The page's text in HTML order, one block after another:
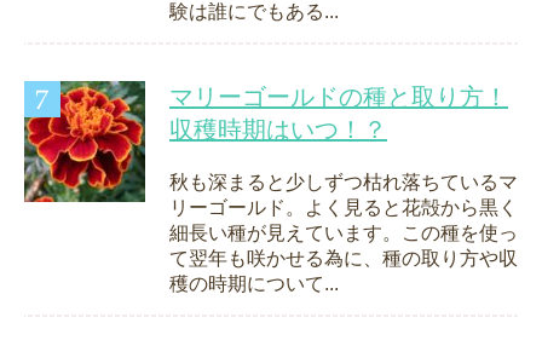
験は誰にでもある...
マリーゴールドの種と取り方！
収穫時期はいつ！？
秋も深まると少しずつ枯れ落ちているマ
リーゴールド。よく見ると花殻から黒く
細長い種が見えています。この種を使っ
て翌年も咲かせる為に、種の取り方や収
穫の時期について...